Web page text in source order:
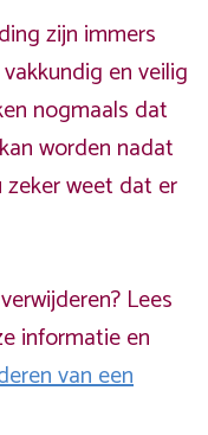
zijn immers
en veilig
nogmaals dat
worden nadat
weet dat er
Lees
informatie en
van een